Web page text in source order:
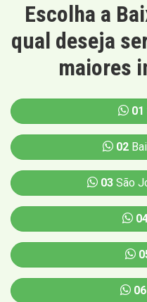
Escolha a
qual deseja
maiores
01
02
03São
06